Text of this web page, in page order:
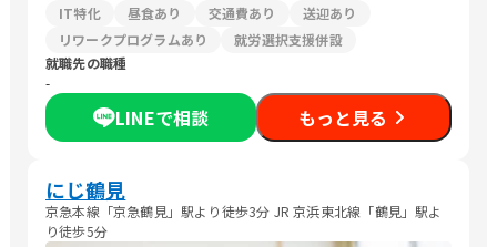
IT特化 昼食あり 交通費あり
送迎あり
リワークプログラムあり
就労選択支援併設
就職先の職種
-
LINEで相談 もっと見る
にじ鶴見
京急本線「京急鶴見」駅より徒歩3分 JR 京浜東北線「鶴見」駅よ
り徒歩5分